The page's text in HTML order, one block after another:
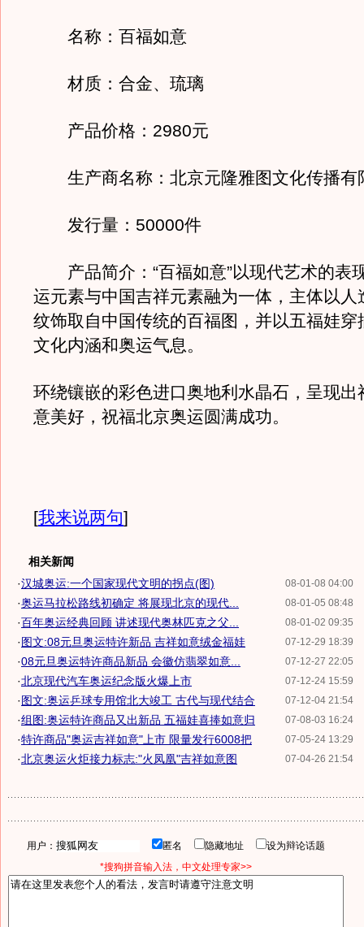
名称：百福如意
材质：合金、琉璃
产品价格：2980元
生产商名称：北京元隆雅图文化传播有
发行量：50000件
产品简介：“百福如意”以现代艺术的表
运元素与中国吉祥元素融为一体，主体以人
纹饰取自中国传统的百福图，并以五福娃穿
文化内涵和奥运气息。
环绕镶嵌的彩色进口奥地利水晶石，呈现出
意美好，祝福北京奥运圆满成功。
[我来说两句]
相关新闻
08-01-08 04:00
·汉城奥运:一个国家现代文明的拐点(图)
08-01-05 08:48
·奥运马拉松路线初确定 将展现北京的现代...
08-01-02 09:35
·百年奥运经典回顾 讲述现代奥林匹克之父...
07-12-29 18:39
·图文:08元旦奥运特许新品 吉祥如意绒金福娃
07-12-27 22:05
·08元旦奥运特许商品新品 会徽仿翡翠如意...
07-12-24 15:59
·北京现代汽车奥运纪念版火爆上市
07-12-04 21:54
·图文:奥运乒球专用馆北大竣工 古代与现代结合
07-08-03 16:24
·组图:奥运特许商品又出新品 五福娃喜捧如意归
07-05-24 13:29
·特许商品"奥运吉祥如意"上市 限量发行6008把
07-04-26 21:54
·北京奥运火炬接力标志:"火凤凰"吉祥如意图
用户： 匿名 隐藏地址
设为辩论话题
*搜狗拼音输入法，中文处理专家>>